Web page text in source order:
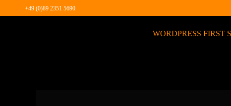
+49 (0)89 2351 5690
WORDPRESS FIRST